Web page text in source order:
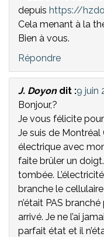
depuis https://
Cela menant à la
Bien à vous.
Répondre
J. Doyon dit :9 juin
Bonjour,?
Je vous félicite
Je suis de Montréal
électrique avec
faite brûler un
tombée.
branche le
n’était PAS
arrivé. Je ne l’ai
parfait état et il